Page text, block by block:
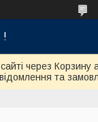
!
через
та